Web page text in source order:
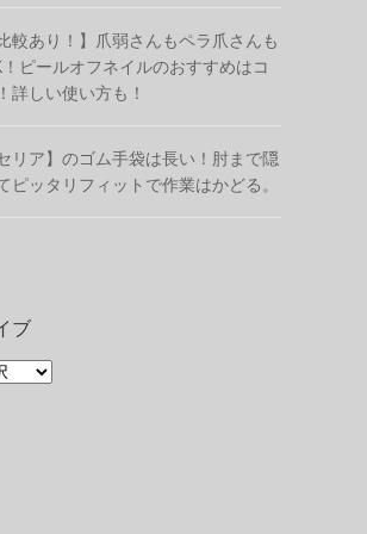
比較あり！】爪弱さんもペラ爪さんも
ピールオフネイルのおすすめはコ
詳しい使い方も！
セリア】のゴム手袋は長い！肘まで隠
ピッタリフィットで作業はかどる。
ブ